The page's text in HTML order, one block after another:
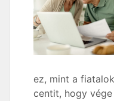
ez, mint a
centit, hogy